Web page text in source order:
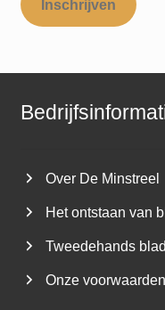
Inschrijven
Over De Minstreel
Het ontstaan van
Tweedehands
Onze voorwaarden